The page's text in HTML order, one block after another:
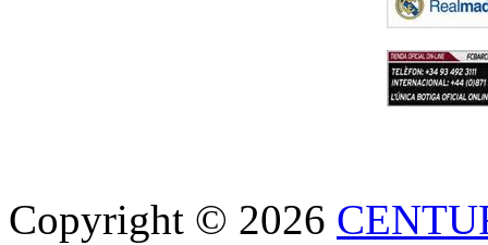
Copyright © 2026